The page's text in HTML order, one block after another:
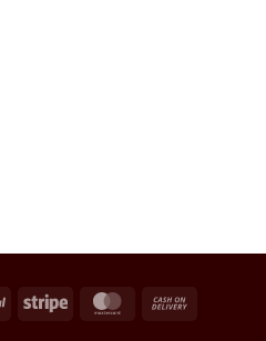
PayPal Stripe MasterCard